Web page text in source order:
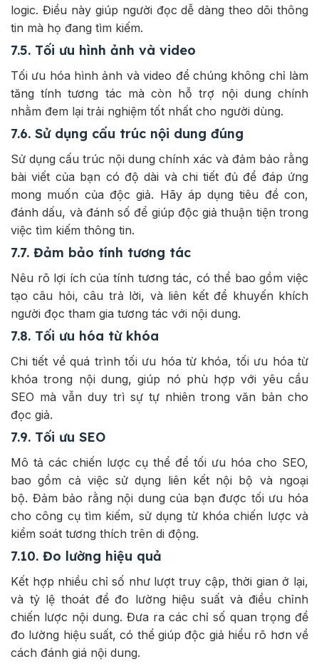
logic. Điều này giúp người đọc dễ dàng theo dõi thông
tin mà họ đang tìm kiếm.
7.5. Tối ưu hình ảnh và video
Tối ưu hóa hình ảnh và video để chúng không chỉ làm
tăng tính tương tác mà còn hỗ trợ nội dung chính
nhằm đem lại trải nghiệm tốt nhất cho người dùng.
7.6. Sử dụng cấu trúc nội dung đúng
Sử dụng cấu trúc nội dung chính xác và đảm bảo rằng
bài viết của bạn có độ dài và chi tiết đủ để đáp ứng
mong muốn của độc giả. Hãy áp dụng tiêu đề con,
đánh dấu, và đánh số để giúp độc giả thuận tiện trong
việc tìm kiếm thông tin.
7.7. Đảm bảo tính tương tác
Nêu rõ lợi ích của tính tương tác, có thể bao gồm việc
tạo câu hỏi, câu trả lời, và liên kết để khuyến khích
người đọc tham gia tương tác với nội dung.
7.8. Tối ưu hóa từ khóa
Chi tiết về quá trình tối ưu hóa từ khóa, tối ưu hóa từ
khóa trong nội dung, giúp nó phù hợp với yêu cầu
SEO mà vẫn duy trì sự tự nhiên trong văn bản cho
đọc giả.
7.9. Tối ưu SEO
Mô tả các chiến lược cụ thể để tối ưu hóa cho SEO,
bao gồm cả việc sử dụng liên kết nội bộ và ngoại
bộ. Đảm bảo rằng nội dung của bạn được tối ưu hóa
cho công cụ tìm kiếm, sử dụng từ khóa chiến lược và
kiểm soát tương thích trên di động.
7.10. Đo lường hiệu quả
Kết hợp nhiều chỉ số như lượt truy cập, thời gian ở lại,
và tỷ lệ thoát để đo lường hiệu suất và điều chỉnh
chiến lược nội dung. Đưa ra các chỉ số quan trọng để
đo lường hiệu suất, có thể giúp độc giả hiểu rõ hơn về
cách đánh giá nội dung.